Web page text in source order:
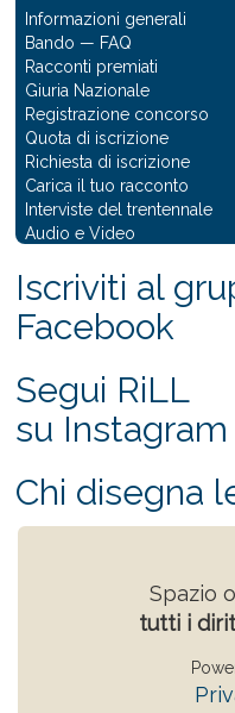
Informazioni generali
Bando — FAQ
Racconti premiati
Giuria Nazionale
Registrazione concorso
Quota di iscrizione
Richiesta di iscrizione
Carica il tuo racconto
Interviste del trentennale
Audio e Video
Iscriviti al
Facebook
Segui RiLL
su Instagram
Chi disegna
Spazio
tutti i